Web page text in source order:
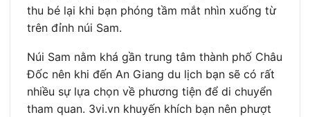
thu bé lại khi bạn phóng tầm mắt nhìn xuống từ
trên đỉnh núi Sam.
Núi Sam nằm khá gần trung tâm thành phố Châu
Đốc nên khi đến An Giang du lịch bạn sẽ có rất
nhiều sự lựa chọn về phương tiện để di chuyển
tham quan. 3vi.vn khuyến khích bạn nên phượt